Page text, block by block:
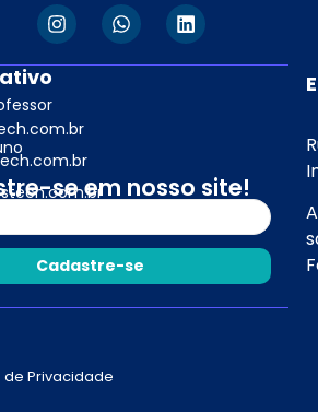
se em nosso site!
Cadastre-se
de Privacidade